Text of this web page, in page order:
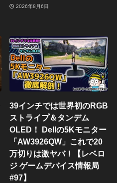
2026年8月6日
39インチでは世界初のRGB
ストライプ＆タンデム
OLED！ Dellの5Kモニター
「AW3926QW」これで20
万切りは激ヤバ！【レベロ
ジ ゲームデバイス情報局
#97】